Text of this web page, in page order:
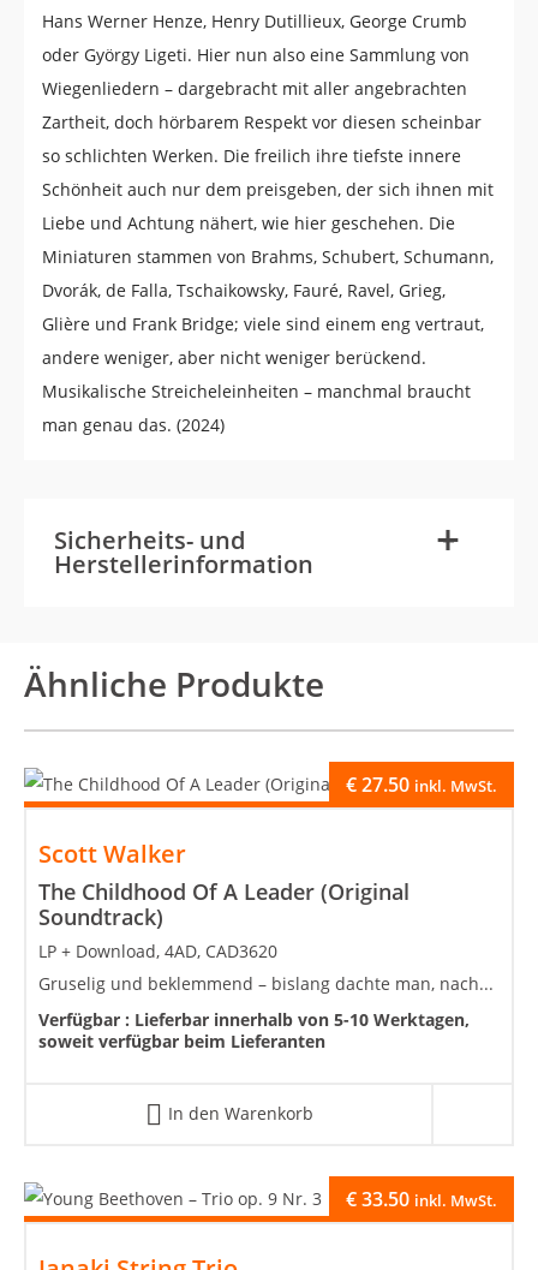
Hans Werner Henze, Henry Dutillieux, George Crumb
oder György Ligeti. Hier nun also eine Sammlung von
Wiegenliedern – dargebracht mit aller angebrachten
Zartheit, doch hörbarem Respekt vor diesen scheinbar
so schlichten Werken. Die freilich ihre tiefste innere
Schönheit auch nur dem preisgeben, der sich ihnen mit
Liebe und Achtung nähert, wie hier geschehen. Die
Miniaturen stammen von Brahms, Schubert, Schumann,
Dvorák, de Falla, Tschaikowsky, Fauré, Ravel, Grieg,
Glière und Frank Bridge; viele sind einem eng vertraut,
andere weniger, aber nicht weniger berückend.
Musikalische Streicheleinheiten – manchmal braucht
man genau das. (2024)
Sicherheits- und
Herstellerinformation +
-
Ähnliche Produkte
Scott Walker
The Childhood Of A Leader (Original
Soundtrack)
€27.50 inkl. MwSt.
LP + Download, 4AD, CAD3620
Gruselig und beklemmend – bislang dachte man, nach...
Verfügbar : Lieferbar innerhalb von 5-10 Werktagen,
soweit verfügbar beim Lieferanten
In den Warenkorb
€33.50 inkl. MwSt.